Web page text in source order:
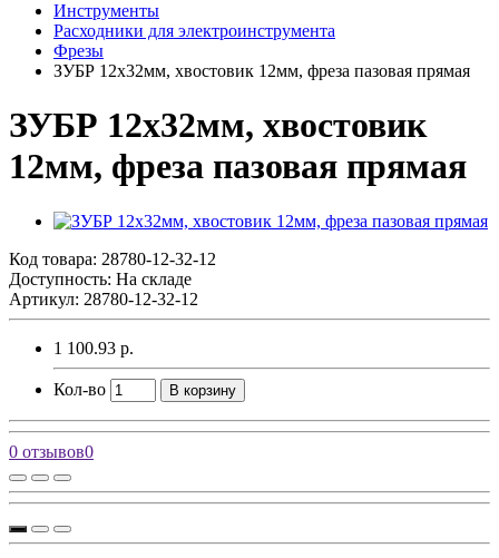
Инструменты
Расходники для электроинструмента
Фрезы
ЗУБР 12x32мм, хвостовик 12мм, фреза пазовая прямая
ЗУБР 12x32мм, хвостовик
12мм, фреза пазовая прямая
Код товара: 28780-12-32-12
Доступность: На складе
Артикул: 28780-12-32-12
1 100.93 р.
Кол-во В корзину
0 отзывов0